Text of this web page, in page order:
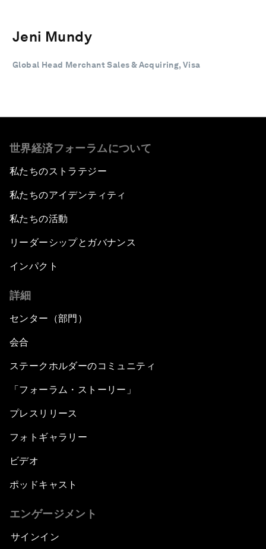
Jeni Mundy
Global Head Merchant Sales & Acquiring, Visa
世界経済フォーラムについて
私たちのストラテジー
私たちのアイデンティティ
私たちの活動
リーダーシップとガバナンス
インパクト
詳細
センター（部門）
会合
ステークホルダーのコミュニティ
「フォーラム・ストーリー」
プレスリリース
フォトギャラリー
ビデオ
ポッドキャスト
エンゲージメント
サインイン